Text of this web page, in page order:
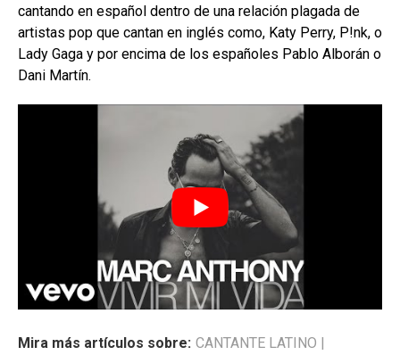
cantando en español dentro de una relación plagada de
artistas pop que cantan en inglés como, Katy Perry, P!nk, o
Lady Gaga y por encima de los españoles Pablo Alborán o
Dani Martín.
Mira más artículos sobre: CANTANTE LATINO |